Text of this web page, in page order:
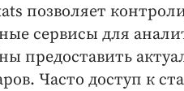
позволяет
сервисы для
предоставить
Часто доступ к